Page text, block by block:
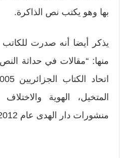
بها وهو يكتب نص الذاكرة.
يذكر أيضا أنه صدرت
منها: “مقالات في حداثة
المتخيل، الهوية
منشورات دار الهدى عام 2012.